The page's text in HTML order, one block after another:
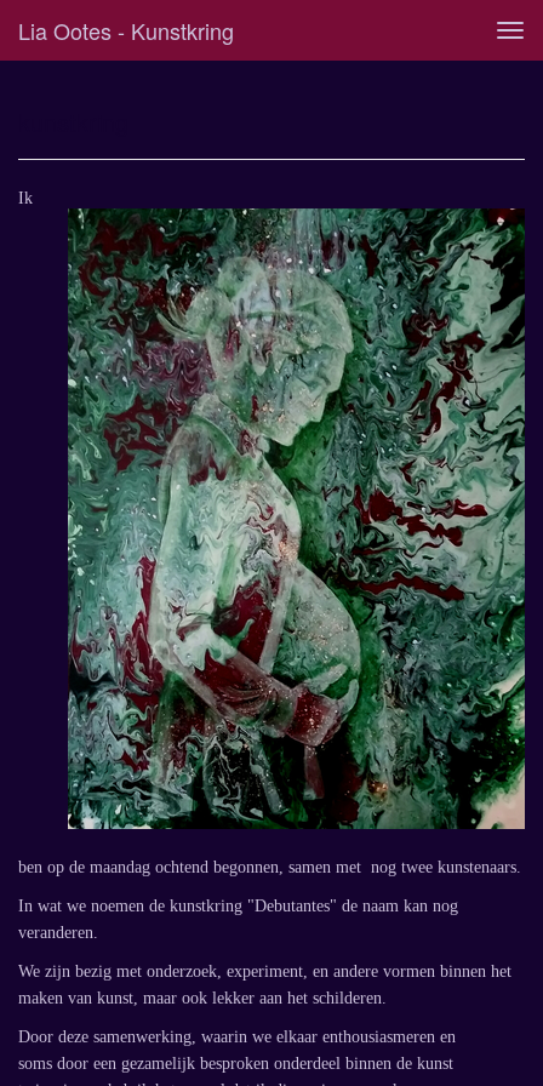
Lia Ootes - Kunstkring
Ik
ben op de maandag ochtend begonnen, samen met nog twee kunstenaars.
In wat we noemen de kunstkring "Debutantes" de naam kan nog
veranderen.
We zijn bezig met onderzoek, experiment, en andere vormen binnen het
maken van kunst, maar ook lekker aan het schilderen.
Door deze samenwerking, waarin we elkaar enthousiasmeren en
soms door een gezamelijk besproken onderdeel binnen de kunst